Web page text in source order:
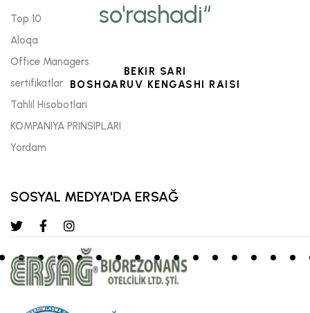
so'rashadi“
BEKIR SARI
BOSHQARUV KENGASHI RAISI
Top 10
Aloqa
Offıce Managers
sertifikatlar
Tahlil Hisobotlari
KOMPANIYA PRINSIPLARI
Yordam
SOSYAL MEDYA'DA ERSAĞ